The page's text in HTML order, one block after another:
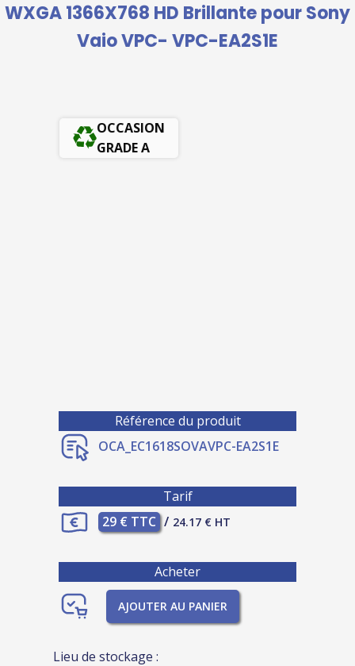
WXGA 1366X768 HD Brillante pour Sony
Vaio VPC- VPC-EA2S1E
OCCASION
GRADE A
Référence du produit
OCA_EC1618SOVAVPC-EA2S1E
Tarif
29 € TTC / 24.17 € HT
Acheter
AJOUTER AU PANIER
Lieu de stockage :